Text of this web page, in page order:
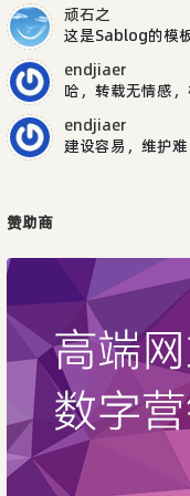
顽石之
endjiaer
哈，转载无情感
endjiaer
建设容易，维护难
赞助商